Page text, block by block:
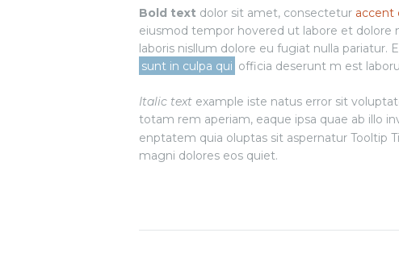
Bold text dolor sit amet, consectetur accent
eiusmod tempor hovered ut labore et dolore
laboris nisllum dolore eu fugiat nulla
sunt in culpa qui officia deserunt m est
Italic text example iste natus error sit
totam rem aperiam, eaque ipsa quae ab illo
enptatem quia oluptas sit aspernatur Tooltip
magni dolores eos quiet.